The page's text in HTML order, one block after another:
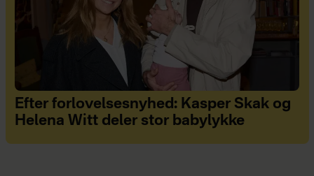
Efter forlovelsesnyhed: Kasper Skak og
Helena Witt deler stor babylykke